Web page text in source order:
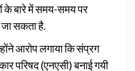
के बारे में समय-समय पर
जा सकता है.
आरोप लगाया कि संप्रग
परिषद (एनएसी) बनाई गयी